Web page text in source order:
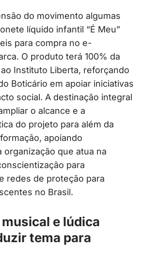
do movimento algumas
líquido infantil “É Meu”
para compra no e-
O produto terá 100% da
Instituto Liberta, reforçando
Boticário em apoiar iniciativas
social. A destinação integral
o alcance e a
do projeto para além da
apoiando
organização que atua na
para
redes de proteção para
no Brasil.
e lúdica
tema para